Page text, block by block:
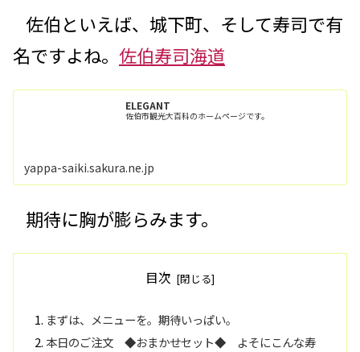
佐伯といえば、城下町、そして寿司で有
名ですよね。 佐伯寿司海道
ELEGANT
佐伯市観光大百科のホームページです。
yappa-saiki.sakura.ne.jp
期待に胸が膨らみます。
目次
まずは、メニューを。期待いっぱい。
本日のご注文 ◆おまかせセット◆ よそにこんな寿